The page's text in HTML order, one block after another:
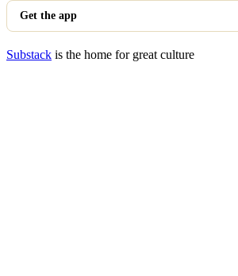
Get the app
Substack is the home for great culture